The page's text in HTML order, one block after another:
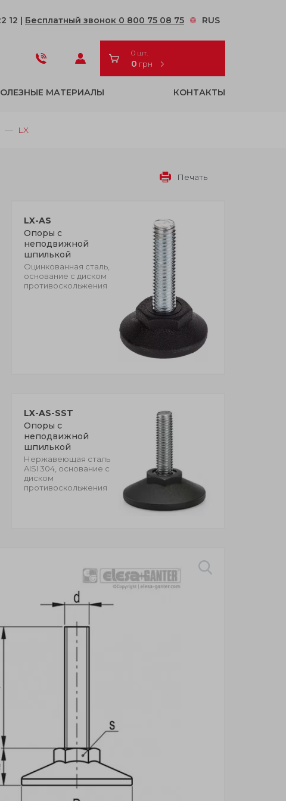
12 | Бесплатный звонок 0 800 75 08 75 RUS
0 шт.
0 грн
МАТЕРИАЛЫ КОНТАКТЫ
LX
Печать
LX-AS
Опоры с
неподвижной
шпилькой
Оцинкованная сталь,
основание с диском
противоскольжения
LX-AS-SST
Опоры с
неподвижной
шпилькой
Нержавеющая сталь
AISI 304, основание с
диском
противоскольжения